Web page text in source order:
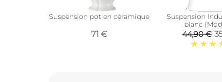
Suspension pot en céramique
71 €
Suspension
blanc
44,90 €